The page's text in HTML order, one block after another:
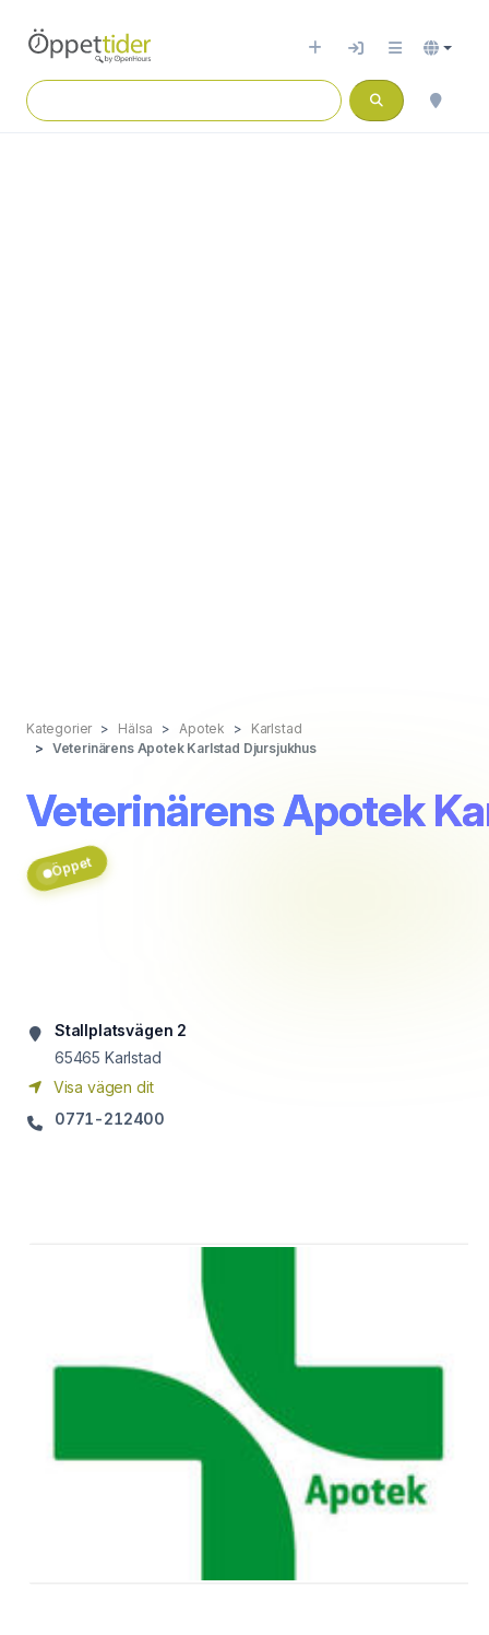
Kategorier Hälsa Apotek
Karlstad
Veterinärens Apotek Karlstad Djursjukhus
Veterinärens Apotek
Öppet
Stallplatsvägen 2
65465 Karlstad
Visa vägen dit
0771-212400